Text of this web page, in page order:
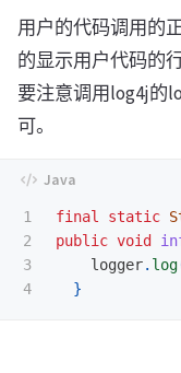
用户的代码调用的
的显示用户代码的
要注意调用log4j的
可。
1
2
3
final static
public void
logger. log
}